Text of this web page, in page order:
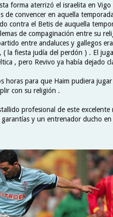
forma aterrizó el israelita en
de convencer en aquella
contra el Betis de auquella
de compaginación entre su
entre andaluces y gallegos
la fiesta judía del perdón ) . El
, pero Revivo ya había dejado
horas para que Haim pudiera
con su religión .
profesional de este excelente
y un entrenador ducho en